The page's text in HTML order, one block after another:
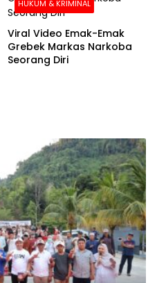
HUKUM & KRIMINAL
Viral Video Emak-Emak
Grebek Markas Narkoba
Seorang Diri